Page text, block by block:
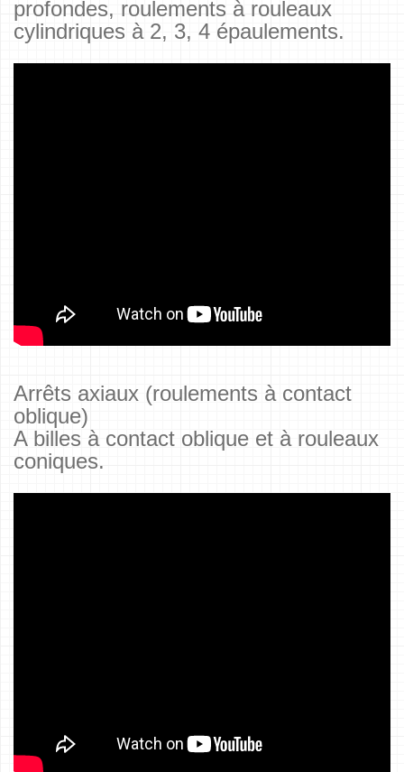
profondes, roulements à rouleaux
cylindriques à 2, 3, 4 épaulements.
Arrêts axiaux (roulements à contact
oblique)
A billes à contact oblique et à rouleaux
coniques.